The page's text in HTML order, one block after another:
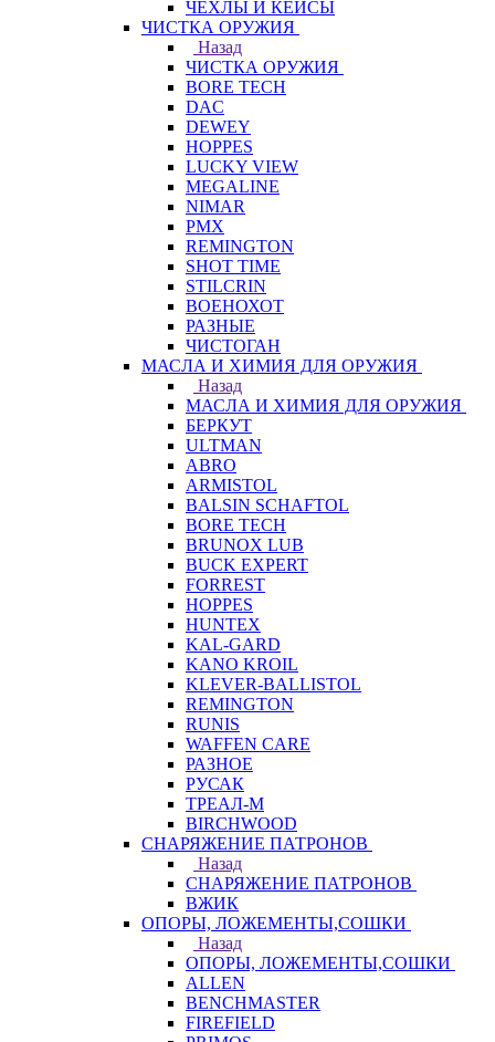
ЧЕХЛЫ И КЕЙСЫ
ЧИСТКА ОРУЖИЯ
Назад
ЧИСТКА ОРУЖИЯ
BORE TECH
DAC
DEWEY
HOPPES
LUCKY VIEW
MEGALINE
NIMAR
PMX
REMINGTON
SHOT TIME
STILCRIN
ВОЕНОХОТ
РАЗНЫЕ
ЧИСТОГАН
МАСЛА И ХИМИЯ ДЛЯ ОРУЖИЯ
Назад
МАСЛА И ХИМИЯ ДЛЯ ОРУЖИЯ
БЕРКУТ
ULTMAN
ABRO
ARMISTOL
BALSIN SCHAFTOL
BORE TECH
BRUNOX LUB
BUCK EXPERT
FORREST
HOPPES
HUNTEX
KAL-GARD
KANO KROIL
KLEVER-BALLISTOL
REMINGTON
RUNIS
WAFFEN CARE
РАЗНОЕ
РУСАК
ТРЕАЛ-М
BIRCHWOOD
СНАРЯЖЕНИЕ ПАТРОНОВ
Назад
СНАРЯЖЕНИЕ ПАТРОНОВ
ВЖИК
ОПОРЫ, ЛОЖЕМЕНТЫ,СОШКИ
Назад
ОПОРЫ, ЛОЖЕМЕНТЫ,СОШКИ
ALLEN
BENCHMASTER
FIREFIELD